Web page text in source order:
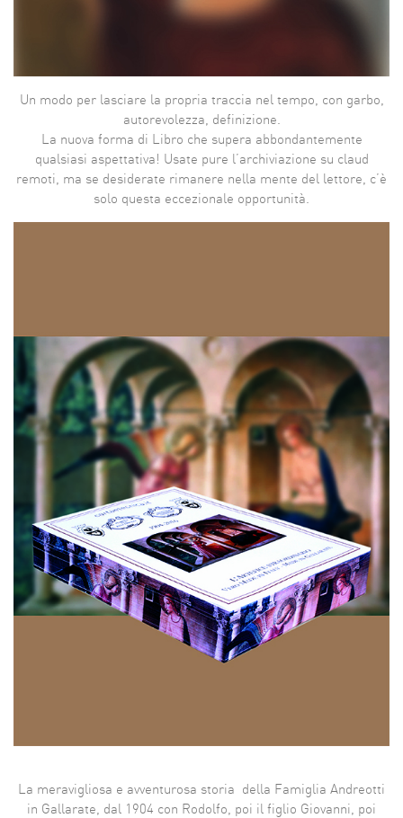
Un modo per lasciare la propria traccia nel tempo, con garbo,
autorevolezza, definizione.
La nuova forma di Libro che supera abbondantemente
qualsiasi aspettativa! Usate pure l’archiviazione su claud
remoti, ma se desiderate rimanere nella mente del lettore, c’è
solo questa eccezionale opportunità.
La meravigliosa e avventurosa storia della Famiglia Andreotti
in Gallarate, dal 1904 con Rodolfo, poi il figlio Giovanni, poi